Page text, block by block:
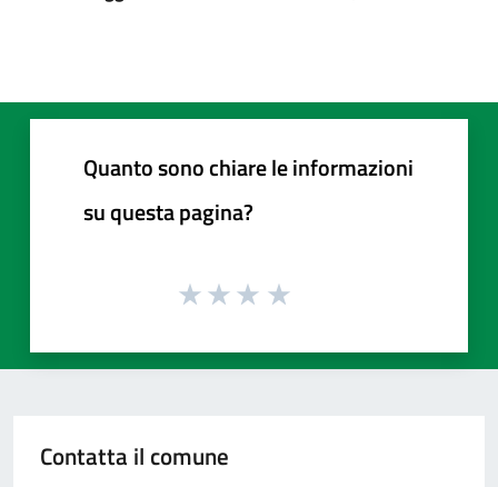
Quanto sono chiare le informazioni
su questa pagina?
Contatta il comune